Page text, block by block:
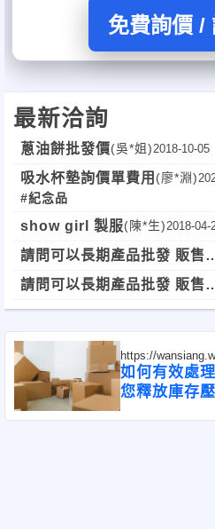
免費詢價 /
最新洽詢
蔥油餅批發價(吳*姐)2018-10-05
吸水杯墊詢價單費用 (廖*淵)
#紀念品
show girl 製服(陳*生)2018-04-
請問可以長期產品批發 販售
們的商品嗎
請問可以長期產品批發 販售
們的商品嗎
https://
postId=382130
如何有效處
您釋放庫存壓